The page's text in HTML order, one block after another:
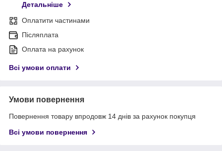
Детальніше
Оплатити частинами
Післяплата
Оплата на рахунок
Всі умови оплати
Умови повернення
Повернення товару впродовж 14 днів за рахунок покупця
Всі умови повернення